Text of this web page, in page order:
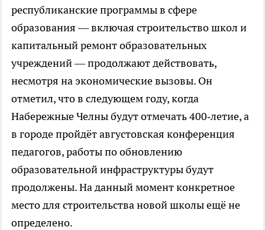
республиканские программы в сфере
образования — включая строительство школ и
капитальный ремонт образовательных
учреждений — продолжают действовать,
несмотря на экономические вызовы. Он
отметил, что в следующем году, когда
Набережные Челны будут отмечать 400‑летие, а
в городе пройдёт августовская конференция
педагогов, работы по обновлению
образовательной инфраструктуры будут
продолжены. На данный момент конкретное
место для строительства новой школы ещё не
определено.